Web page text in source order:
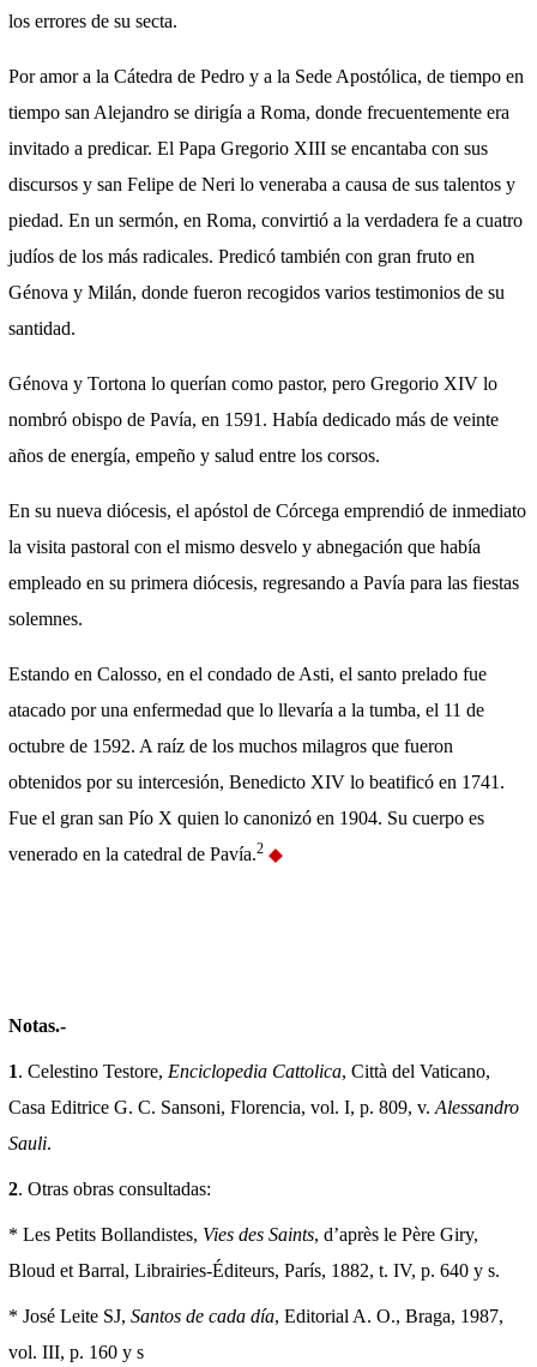
los errores de su secta.
Por amor a la Cátedra de Pedro y a la Sede Apostólica, de tiempo en
tiempo san Alejandro se dirigía a Roma, donde frecuentemente era
invitado a predicar. El Papa Gregorio XIII se encantaba con sus
discursos y san Felipe de Neri lo veneraba a causa de sus talentos y
piedad. En un sermón, en Roma, convirtió a la verdadera fe a cuatro
judíos de los más radicales. Predicó también con gran fruto en
Génova y Milán, donde fueron recogidos varios testimonios de su
santidad.
Génova y Tortona lo querían como pastor, pero Gregorio XIV lo
nombró obispo de Pavía, en 1591. Había dedicado más de veinte
años de energía, empeño y salud entre los corsos.
En su nueva diócesis, el apóstol de Córcega emprendió de inmediato
la visita pastoral con el mismo desvelo y abnegación que había
empleado en su primera diócesis, regresando a Pavía para las fiestas
solemnes.
Estando en Calosso, en el condado de Asti, el santo prelado fue
atacado por una enfermedad que lo llevaría a la tumba, el 11 de
octubre de 1592. A raíz de los muchos milagros que fueron
obtenidos por su intercesión, Benedicto XIV lo beatificó en 1741.
Fue el gran san Pío X quien lo canonizó en 1904. Su cuerpo es
venerado en la catedral de Pavía.2
Notas.-
1. Celestino Testore, Enciclopedia Cattolica, Città del Vaticano,
Casa Editrice G. C. Sansoni, Florencia, vol. I, p. 809, v. Alessandro
Sauli.
2. Otras obras consultadas:
* Les Petits Bollandistes, Vies des Saints, d’après le Père Giry,
Bloud et Barral, Librairies-Éditeurs, París, 1882, t. IV, p. 640 y s.
* José Leite SJ, Santos de cada día, Editorial A. O., Braga, 1987,
vol. III, p. 160 y s